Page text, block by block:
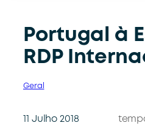
n
Portugal à
RDP
Geral
11 Julho 2018